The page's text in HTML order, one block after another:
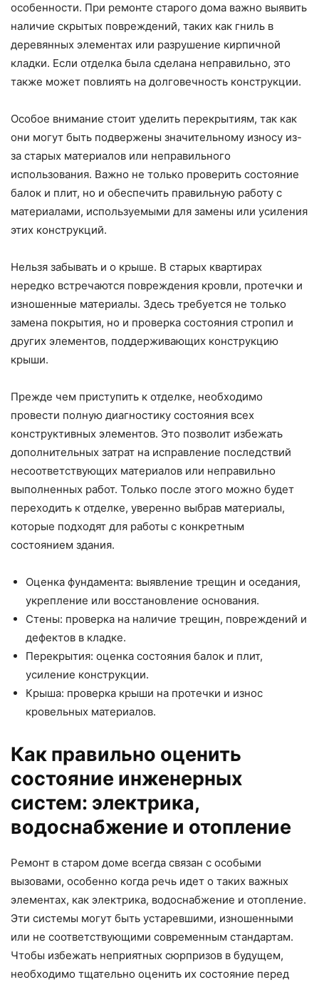
особенности. При ремонте старого дома важно выявить
наличие скрытых повреждений, таких как гниль в
деревянных элементах или разрушение кирпичной
кладки. Если отделка была сделана неправильно, это
также может повлиять на долговечность конструкции.
Особое внимание стоит уделить перекрытиям, так как
они могут быть подвержены значительному износу из-
за старых материалов или неправильного
использования. Важно не только проверить состояние
балок и плит, но и обеспечить правильную работу с
материалами, используемыми для замены или усиления
этих конструкций.
Нельзя забывать и о крыше. В старых квартирах
нередко встречаются повреждения кровли, протечки и
изношенные материалы. Здесь требуется не только
замена покрытия, но и проверка состояния стропил и
других элементов, поддерживающих конструкцию
крыши.
Прежде чем приступить к отделке, необходимо
провести полную диагностику состояния всех
конструктивных элементов. Это позволит избежать
дополнительных затрат на исправление последствий
несоответствующих материалов или неправильно
выполненных работ. Только после этого можно будет
переходить к отделке, уверенно выбрав материалы,
которые подходят для работы с конкретным
состоянием здания.
Оценка фундамента: выявление трещин и оседания,
укрепление или восстановление основания.
Стены: проверка на наличие трещин, повреждений и
дефектов в кладке.
Перекрытия: оценка состояния балок и плит,
усиление конструкции.
Крыша: проверка крыши на протечки и износ
кровельных материалов.
Как правильно оценить
состояние инженерных
систем: электрика,
водоснабжение и отопление
Ремонт в старом доме всегда связан с особыми
вызовами, особенно когда речь идет о таких важных
элементах, как электрика, водоснабжение и отопление.
Эти системы могут быть устаревшими, изношенными
или не соответствующими современным стандартам.
Чтобы избежать неприятных сюрпризов в будущем,
необходимо тщательно оценить их состояние перед